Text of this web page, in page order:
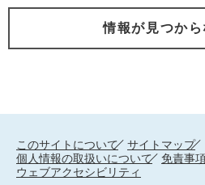
情報が見つから
このサイトについて
サイトマップ
個人情報の取扱いについて
免責事
ウェブアクセシビリティ